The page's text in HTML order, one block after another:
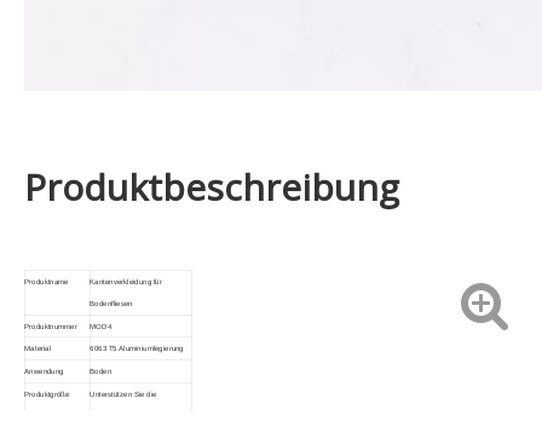
Produktbeschreibung
Produktname Kantenverkleidung für
Bodenfliesen
Produktnummer MOD4
Material 6063 T5 Aluminiumlegierung
Anwendung Boden
Produktgröße Unterstützen Sie die